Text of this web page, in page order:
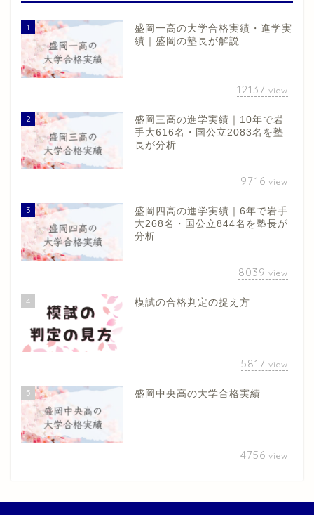
1
盛岡一高の大学合格実績・進学実
績｜盛岡の塾長が解説
12137 view
2
盛岡三高の進学実績｜10年で岩
手大616名・国公立2083名を塾
長が分析
9716 view
3
盛岡四高の進学実績｜6年で岩手
大268名・国公立844名を塾長が
分析
8039 view
4 模試の合格判定の捉え方
5817 view
5 盛岡中央高の大学合格実績
4756 view